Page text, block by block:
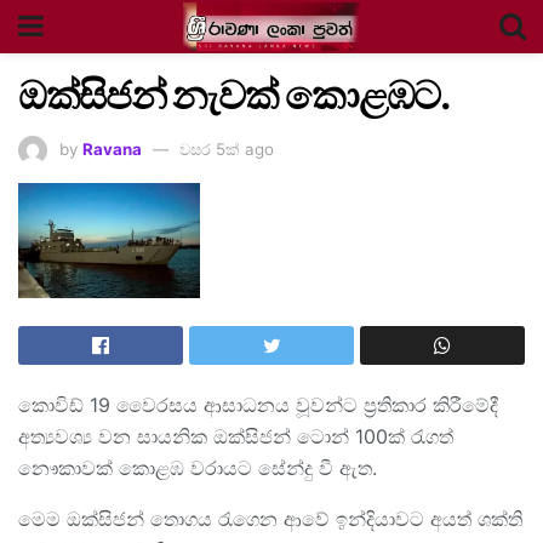
ඔක්සිජන් නැවක් කොළඹට.
by Ravana වසර 5ක් ago
කොවිඩ් 19 වෛරසය ආසාධනය වූවන්ට ප්‍රතිකාර කිරීමේදී
අත්‍යවශ්‍ය වන සායනික ඔක්සිජන් ටොන් 100ක් රැගත්
නෞකාවක් කොළඹ වරායට සේන්දු වී ඇත.
මෙම ඔක්සිජන් තොගය රැගෙන ආවේ ඉන්දියාවට අයත් ශක්ති